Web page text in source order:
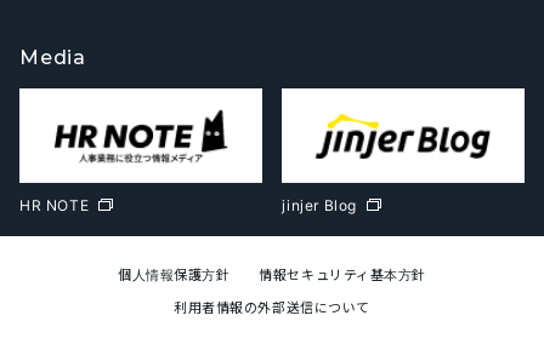
Media
HR NOTE jinjer Blog
個人情報保護方針
情報セキュリティ基本方針
利用者情報の外部送信について